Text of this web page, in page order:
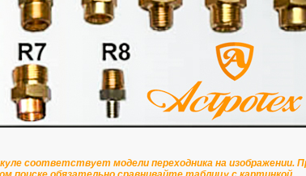
соответствует модели переходника на изображении.